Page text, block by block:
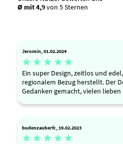
Ø mit 4,9von 5 Sternen
Jeromin, 01.02.2024
    
Ein super Design, zeitlos und
regionalem Bezug herstellt. Der
Gedanken gemacht, vielen lieben
budenzauberfc, 19.02.2023
    